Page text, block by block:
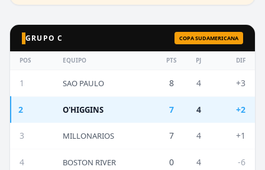
GRUPO C COPA SUDAMERICANA
POS EQUIPO PTS PJ DIF
1 SAO PAULO 8 4 +3
2 O'HIGGINS 7 4 +2
3 MILLONARIOS 7 4 +1
4 BOSTON RIVER 0 4 -6